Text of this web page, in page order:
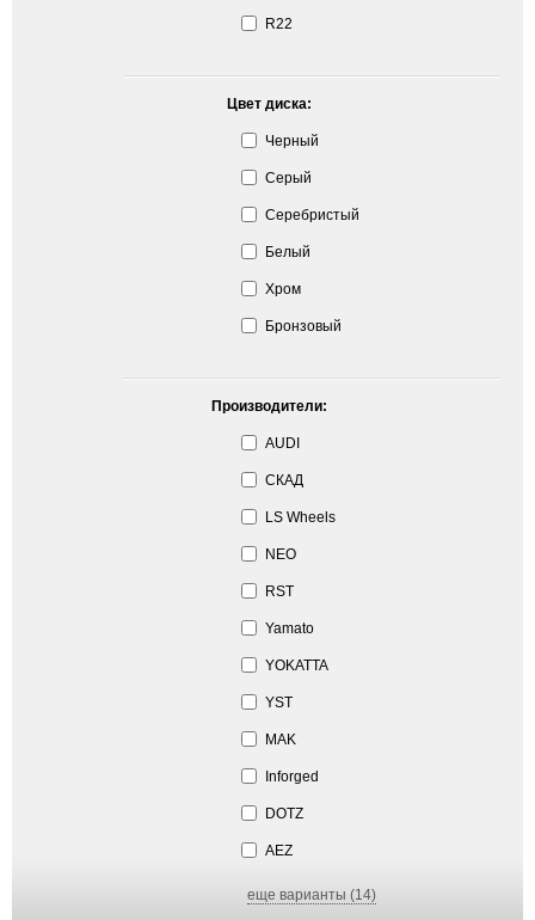
R22
Цвет диска:
Черный
Серый
Серебристый
Белый
Хром
Бронзовый
Производители:
AUDI
СКАД
LS Wheels
NEO
RST
Yamato
YOKATTA
YST
MAK
Inforged
DOTZ
AEZ
еще варианты (14)